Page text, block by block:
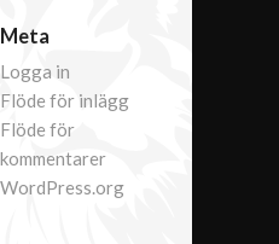
Meta
Logga in
Flöde för inlägg
Flöde för
kommentarer
WordPress.org